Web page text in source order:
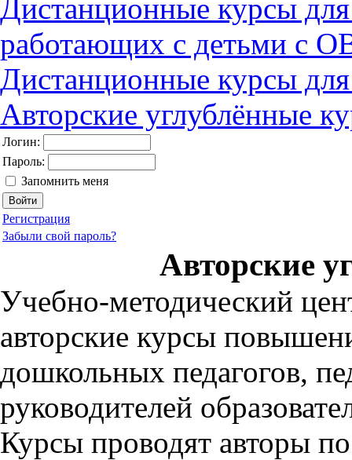
Дистанционные курсы
работающих с детьми с
Дистанционные курсы
Авторские углублённые
Логин:
Пароль:
Запомнить меня
Регистрация
Забыли свой пароль?
Авторские
Учебно-методический
авторские курсы
дошкольных педагогов,
руководителей
Курсы проводят авторы